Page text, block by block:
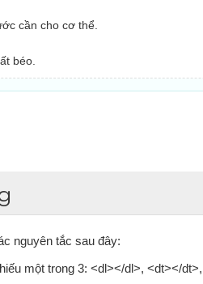
cần cho cơ thể.
béo.
nguyên tắc sau đây:
một trong 3: <dl></dl>, <dt></